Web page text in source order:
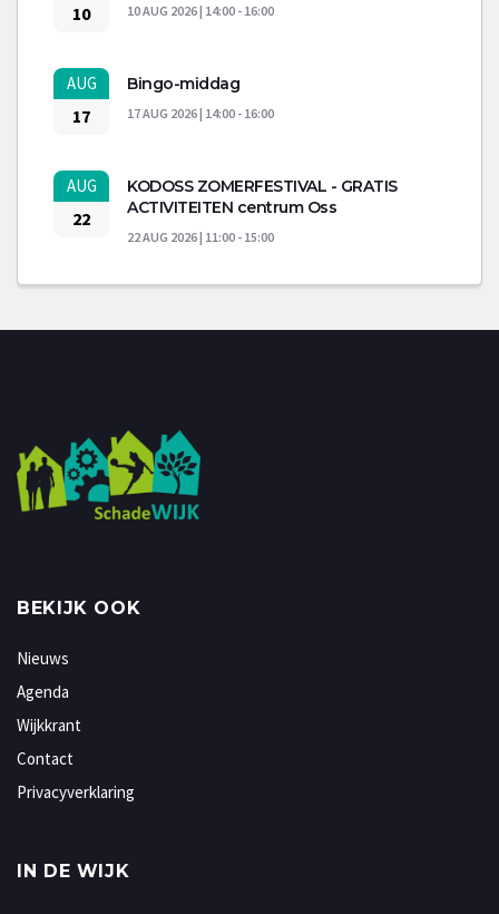
10 10 AUG 2026 | 14:00 - 16:00
AUG
17
Bingo-middag
17 AUG 2026 | 14:00 - 16:00
AUG
22
KODOSS ZOMERFESTIVAL - GRATIS
ACTIVITEITEN centrum Oss
22 AUG 2026 | 11:00 - 15:00
BEKIJK OOK
Nieuws
Agenda
Wijkkrant
Contact
Privacyverklaring
IN DE WIJK